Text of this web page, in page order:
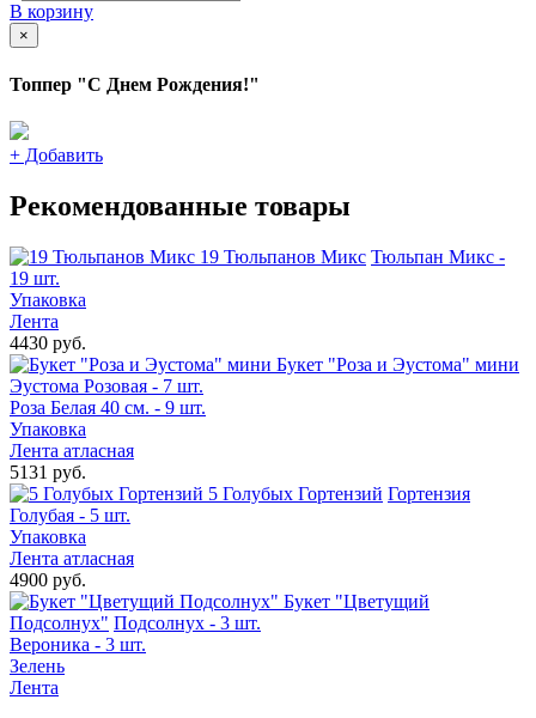
В корзину
×
Топпер "С Днем Рождения!"
+ Добавить
Рекомендованные товары
19 Тюльпанов Микс Тюльпан Микс -
19 шт.
Упаковка
Лента
4430 руб.
Букет "Роза и Эустома" мини
Эустома Розовая - 7 шт.
Роза Белая 40 см. - 9 шт.
Упаковка
Лента атласная
5131 руб.
5 Голубых Гортензий Гортензия
Голубая - 5 шт.
Упаковка
Лента атласная
4900 руб.
Букет "Цветущий
Подсолнух" Подсолнух - 3 шт.
Вероника - 3 шт.
Зелень
Лента